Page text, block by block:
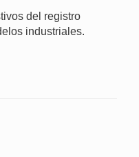
del registro
industriales.